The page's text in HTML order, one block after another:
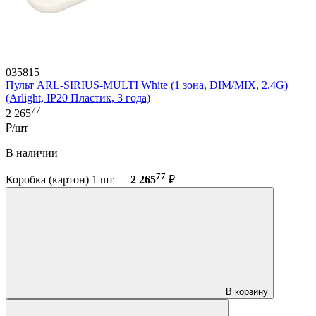
035815
Пульт ARL-SIRIUS-MULTI White (1 зона, DIM/MIX, 2.4G)
(Arlight, IP20 Пластик, 3 года)
2 26577
₽/шт
В наличии
Коробка (картон) 1 шт — 2 26577 ₽
В корзину